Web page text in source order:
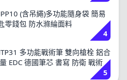
(含吊繩)多功能隨身袋 簡易
零錢包 防水滌綸面料
4
多功能戰術筆 雙向槍栓 鋁合
EDC 德國筆芯 書寫 防衛 戰術
5